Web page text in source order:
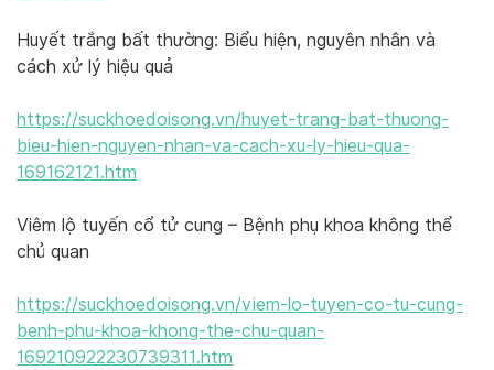
Huyết trắng bất thường: Biểu hiện, nguyên nhân và
cách xử lý hiệu quả
https://suckhoedoisong.vn/huyet-trang-bat-thuong-
bieu-hien-nguyen-nhan-va-cach-xu-ly-hieu-qua-
169162121.htm
Viêm lộ tuyến cổ tử cung – Bệnh phụ khoa không thể
chủ quan
https://suckhoedoisong.vn/viem-lo-tuyen-co-tu-cung-
benh-phu-khoa-khong-the-chu-quan-
169210922230739311.htm